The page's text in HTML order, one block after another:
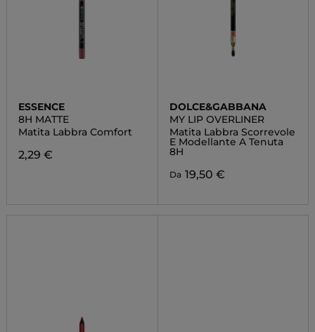
ESSENCE
8H MATTE
Matita Labbra Comfort
2,29 €
DOLCE&GABBANA
MY LIP OVERLINER
Matita Labbra Scorrevole
E Modellante A Tenuta
8H
Da 19,50 €